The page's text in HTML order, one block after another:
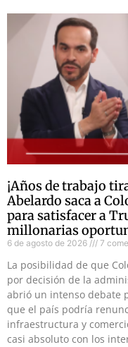
¡Años de trabajo
Abelardo saca a
para satisfacer a
millonarias
6 de agosto de 2026 7
La posibilidad de que
por decisión de la
abrió un intenso debate
que el país podría
infraestructura y
casi absoluto con los